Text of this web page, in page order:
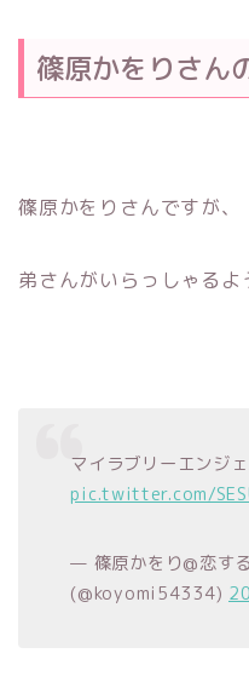
篠原かをりさん
篠原かをりさんですが、
弟さんがいらっしゃるよ
マイラブリーエンジ
pic.twitter.com/
— 篠原かをり@恋す
(@koyomi54334)